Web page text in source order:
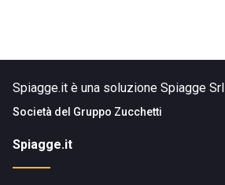
Spiagge.it è una soluzione Spiagge Srl
Società del Gruppo Zucchetti
Spiagge.it